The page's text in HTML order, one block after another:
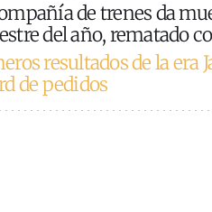
de trenes da
del año, rematado
resultados de la era
de pedidos